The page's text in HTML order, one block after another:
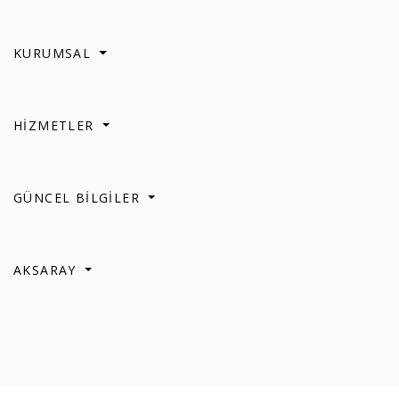
KURUMSAL
HİZMETLER
GÜNCEL BİLGİLER
AKSARAY